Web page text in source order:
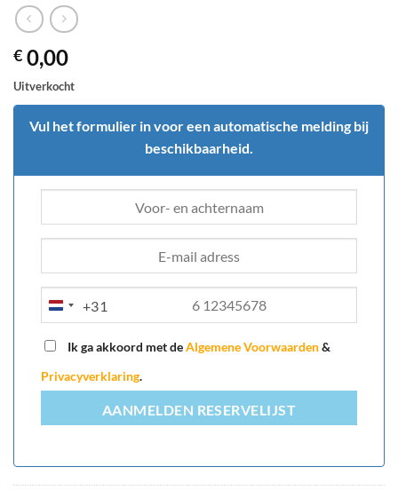
€ 0,00
Uitverkocht
Vul het formulier in voor een automatische melding bij
beschikbaarheid.
NETHERLANDS
+31
Ik ga akkoord met deAlgemene Voorwaarden&
Privacyverklaring.
AANMELDEN RESERVELIJST